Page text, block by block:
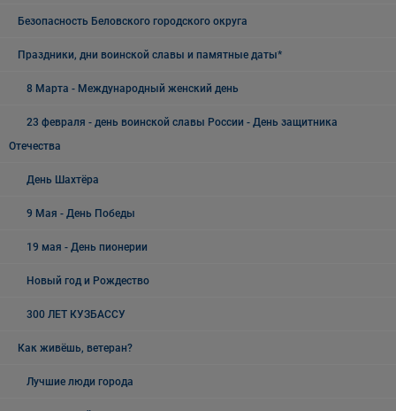
Безопасность Беловского городского округа
Праздники, дни воинской славы и памятные даты*
8 Марта - Международный женский день
23 февраля - день воинской славы России - День защитника
Отечества
День Шахтёра
9 Мая - День Победы
19 мая - День пионерии
Новый год и Рождество
300 ЛЕТ КУЗБАССУ
Как живёшь, ветеран?
Лучшие люди города